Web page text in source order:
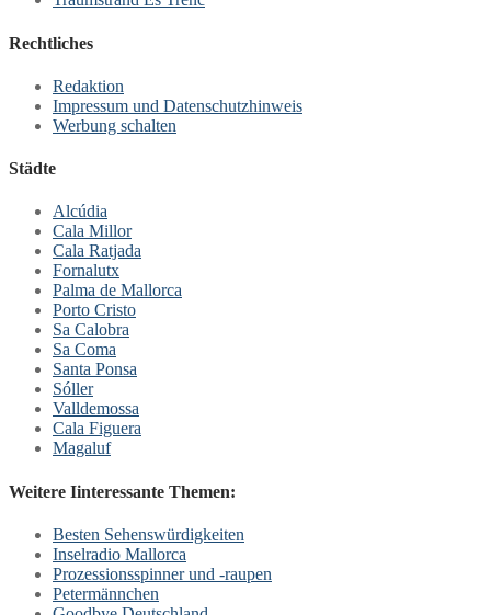
Rechtliches
Redaktion
Impressum und Datenschutzhinweis
Werbung schalten
Städte
Alcúdia
Cala Millor
Cala Ratjada
Fornalutx
Palma de Mallorca
Porto Cristo
Sa Calobra
Sa Coma
Santa Ponsa
Sóller
Valldemossa
Cala Figuera
Magaluf
Weitere Iinteressante Themen:
Besten Sehenswürdigkeiten
Inselradio Mallorca
Prozessionsspinner und -raupen
Petermännchen